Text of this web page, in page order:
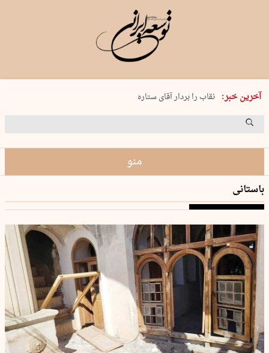
آخرین خبر:
پنجشنبه 15 مرداد 1405 شماره 2243
نقاب را بردار آقای ستاره
کدام فوتبال؟
منو
باستانی